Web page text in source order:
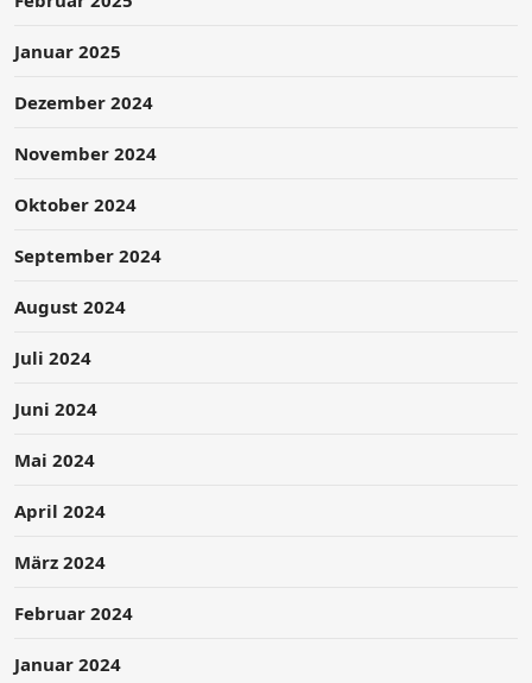
Januar 2025
Dezember 2024
November 2024
Oktober 2024
September 2024
August 2024
Juli 2024
Juni 2024
Mai 2024
April 2024
März 2024
Februar 2024
Januar 2024